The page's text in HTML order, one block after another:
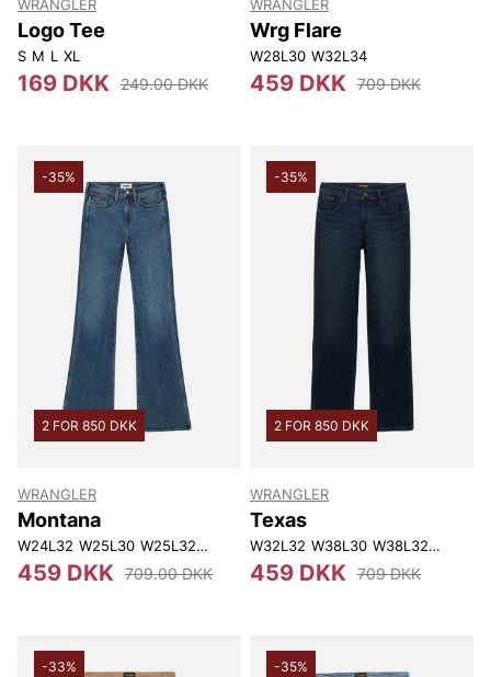
WRANGLER
Logo Tee
S M L XL
169 DKK 249.00 DKK
WRANGLER
Wrg Flare
W28L30 W32L34
459 DKK 709 DKK
-35%
2 FOR 850 DKK
WRANGLER
Montana
W24L32 W25L30 W25L32 W26L30 W26L32 W26L34 W27L32
459 DKK 709.00 DKK
-35%
2 FOR 850 DKK
WRANGLER
Texas
W32L32 W38L30 W38L32 W40L34
459 DKK 709 DKK
-33% -35%